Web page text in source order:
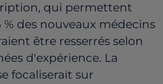
qui permettent
des nouveaux médecins
être resserrés selon
d'expérience. La
focaliserait sur